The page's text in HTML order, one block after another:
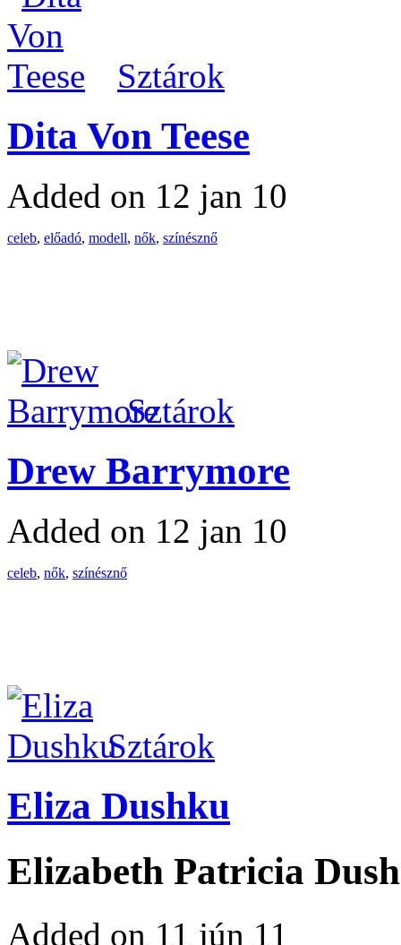
Sztárok
Dita Von Teese
Added on 12 jan 10
celeb, előadó, modell, nők, színésznő
Sztárok
Drew Barrymore
Added on 12 jan 10
celeb, nők, színésznő
Sztárok
Eliza Dushku
Elizabeth Patricia
Added on 11 jún 11